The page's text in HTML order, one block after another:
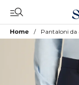
contenuto
Home Pantaloni da
Aggiungi a